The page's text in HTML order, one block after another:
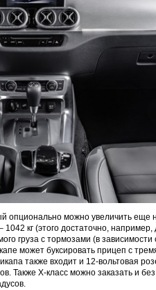
опционально можно увеличить еще
кг (этого достаточно,
груза с тормозами (в зависимости
может буксировать прицеп с
также входит и 12-вольтовая
Также X-класс можно заказать и